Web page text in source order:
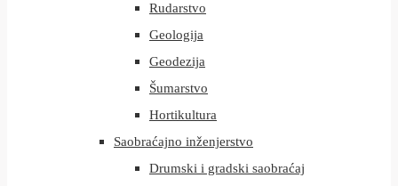
Rudarstvo
Geologija
Geodezija
Šumarstvo
Hortikultura
Saobraćajno inženjerstvo
Drumski i gradski saobraćaj